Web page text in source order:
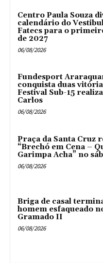
Centro Paula Souza
calendário do
Fatecs para o
de 2027
06/08/2026
Fundesport
conquista duas
Festival Sub-15
Carlos
06/08/2026
Praça da Santa Cruz
“Brechó em Cena –
Garimpa Acha” no
06/08/2026
Briga de casal
homem esfaqueado
Gramado II
06/08/2026